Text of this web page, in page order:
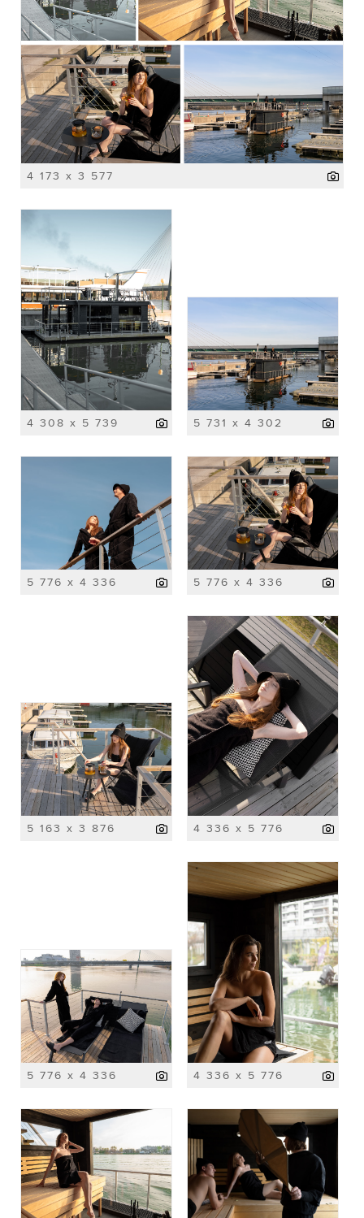
4 173 x 3 577
4 308 x 5 739 5 731 x 4 302
5 776 x 4 336 5 776 x 4 336
5 163 x 3 876 4 336 x 5 776
5 776 x 4 336 4 336 x 5 776